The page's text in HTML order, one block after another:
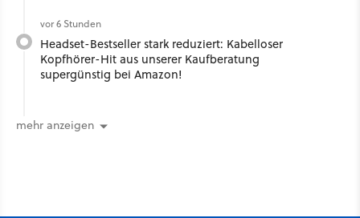
vor 6 Stunden
Headset-Bestseller stark reduziert: Kabelloser
Kopfhörer-Hit aus unserer Kaufberatung
supergünstig bei Amazon!
mehr anzeigen